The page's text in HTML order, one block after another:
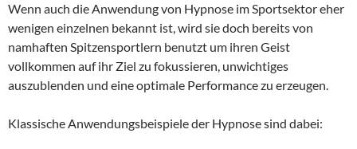
Wenn auch die Anwendung von Hypnose im Sportsektor eher
wenigen einzelnen bekannt ist, wird sie doch bereits von
namhaften Spitzensportlern benutzt um ihren Geist
vollkommen auf ihr Ziel zu fokussieren, unwichtiges
auszublenden und eine optimale Performance zu erzeugen.
Klassische Anwendungsbeispiele der Hypnose sind dabei: